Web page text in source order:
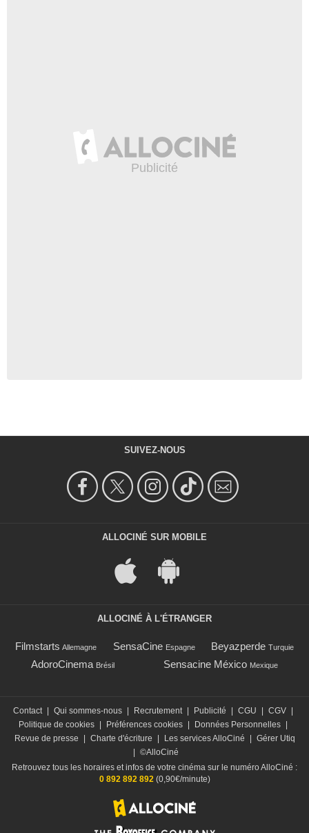
SUIVEZ-NOUS
ALLOCINÉ SUR MOBILE
ALLOCINÉ À L'ÉTRANGER
Filmstarts Allemagne SensaCine Espagne Beyazperde Turquie
AdoroCinema Brésil Sensacine México Mexique
Contact | Qui sommes-nous | Recrutement | Publicité | CGU | CGV |
Politique de cookies | Préférences cookies | Données Personnelles |
Revue de presse
| Charte d'écriture | Les services AlloCiné | Gérer Utiq
| ©AlloCiné
Retrouvez tous les horaires et infos de votre cinéma sur le numéro AlloCiné :
0 892 892 892(0,90€/minute)